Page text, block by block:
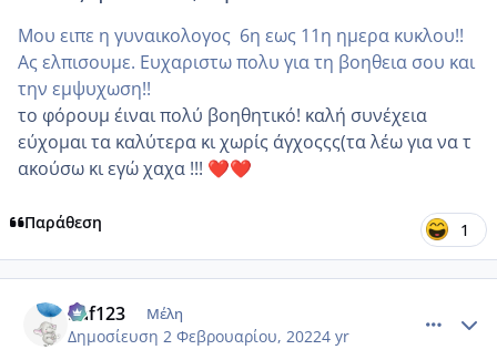
Μου ειπε η γυναικολογος 6η εως 11η ημερα κυκλου!!
Ας ελπισουμε. Ευχαριστω πολυ για τη βοηθεια σου και
την εμψυχωση!!
το φόρουμ ε΄ιναι πολύ βοηθητικό! καλή συνέχεια
εύχομαι τα καλύτερα κι χωρίς άγχοςςς(τα λέω για να τ
ακούσω κι εγώ χαχα !!! ❤️❤️
Παράθεση 1
Raf123 Μέλη
Δημοσίευση 2 Φεβρουαρίου, 20224 yr